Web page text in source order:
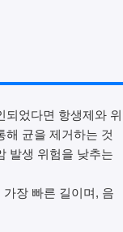
되었다면 항생제와 위
해 균을 제거하는 것
발생 위험을 낮추는
장 빠른 길이며, 음